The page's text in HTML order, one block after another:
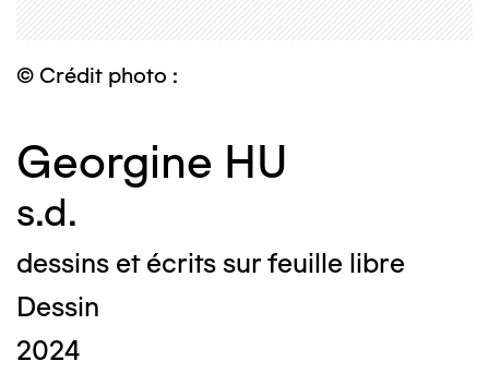
© Crédit photo :
Georgine HU
s.d.
dessins et écrits sur feuille libre
Dessin
2024